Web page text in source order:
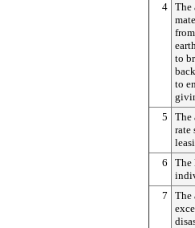
4 The
to
to
5
The
rate
6
The
7
The